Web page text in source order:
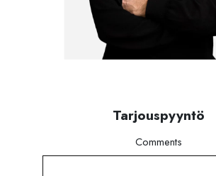
Tarjouspyyntö
Comments